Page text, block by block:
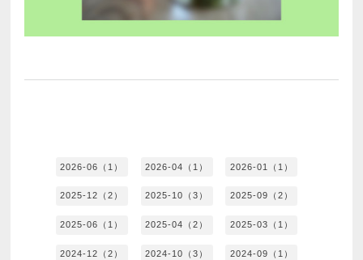
2026-06（1） 2026-04（1） 2026-01（1）
2025-12（2） 2025-10（3） 2025-09（2）
2025-06（1） 2025-04（2） 2025-03（1）
2024-12（2） 2024-10（3） 2024-09（1）